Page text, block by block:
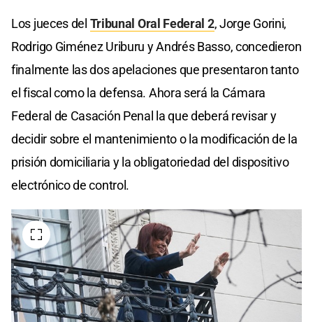
Los jueces del Tribunal Oral Federal 2, Jorge Gorini,
Rodrigo Giménez Uriburu y Andrés Basso, concedieron
finalmente las dos apelaciones que presentaron tanto
el fiscal como la defensa. Ahora será la Cámara
Federal de Casación Penal la que deberá revisar y
decidir sobre el mantenimiento o la modificación de la
prisión domiciliaria y la obligatoriedad del dispositivo
electrónico de control.